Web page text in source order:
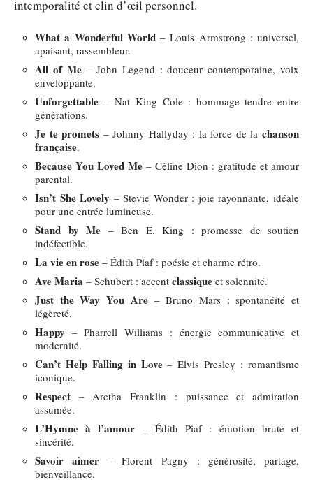
intemporalité et clin d’œil personnel.
What a Wonderful World– Louis Armstrong : universel,
apaisant, rassembleur.
All of Me– John Legend : douceur contemporaine, voix
enveloppante.
Unforgettable – Nat King Cole : hommage tendre entre
générations.
Je te promets – Johnny Hallyday : la force de lachanson
française.
Because You Loved Me – Céline Dion : gratitude et amour
parental.
Isn’t She Lovely – Stevie Wonder : joie rayonnante, idéale
pour une entrée lumineuse.
Stand by Me – Ben E. King : promesse de soutien
indéfectible.
La vie en rose – Édith Piaf : poésie et charme rétro.
Ave Maria – Schubert : accent classique et solennité.
Just the Way You Are– Bruno Mars : spontanéité et
légèreté.
Happy – Pharrell Williams : énergie communicative et
modernité.
Can’t Help Falling in Love– Elvis Presley : romantisme
iconique.
Respect – Aretha Franklin : puissance et admiration
assumée.
L’Hymne à l’amour – Édith Piaf : émotion brute et
sincérité.
Savoir aimer – Florent Pagny : générosité, partage,
bienveillance.